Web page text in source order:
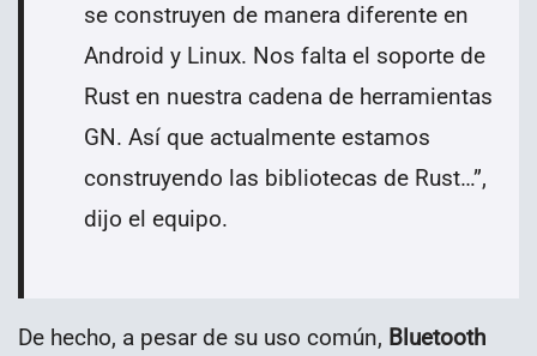
se construyen de manera diferente en
Android y Linux. Nos falta el soporte de
Rust en nuestra cadena de herramientas
GN. Así que actualmente estamos
construyendo las bibliotecas de Rust…”,
dijo el equipo.
De hecho, a pesar de su uso común, Bluetooth